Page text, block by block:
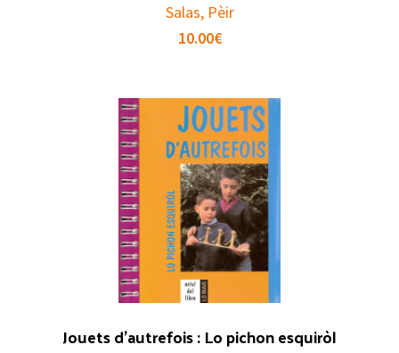
Salas, Pèir
10.00€
Jouets d’autrefois : Lo pichon esquiròl